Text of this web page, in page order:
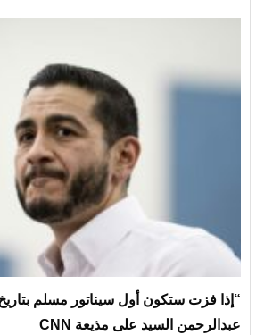
“إذا فزت ستكون أول سيناتور مسلم
عبدالرحمن السيد على مذيعة CNN